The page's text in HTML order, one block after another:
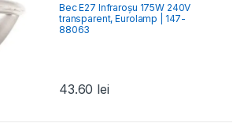
Bec E27 Infraroșu 175W 240V
transparent, Eurolamp | 147-
88063
43.60 lei